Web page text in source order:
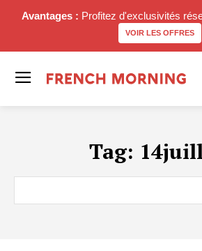
Avantages : Profitez d'exclusivités
VOIR LES OFFRES
Tag: